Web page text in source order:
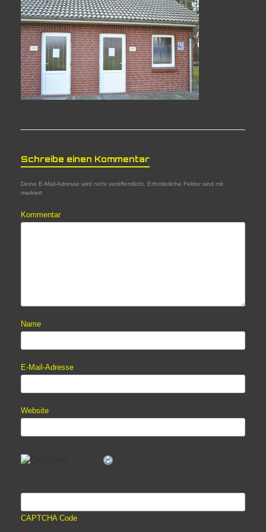
Schreibe einen Kommentar
Deine E-Mail-Adresse wird nicht veröffentlicht. Erforderliche Felder sind mit *
markiert
Kommentar *
Name
E-Mail-Adresse
Website
CAPTCHA Code